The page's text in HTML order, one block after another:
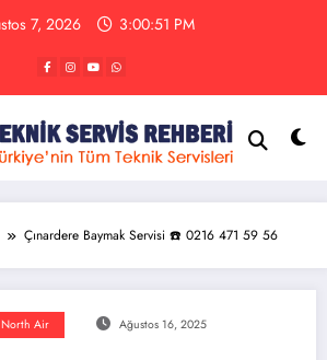
7, 2026 3:00:51 PM
Çınardere Baymak Servisi ☎️ 0216 471 59 56
North Air Ağustos 16, 2025